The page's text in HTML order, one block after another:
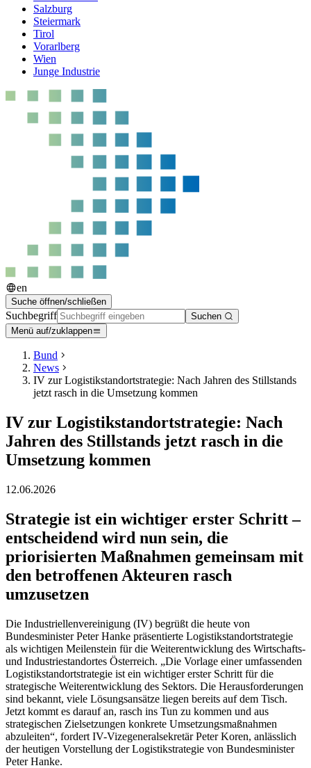
Salzburg
Steiermark
Tirol
Vorarlberg
Wien
Junge Industrie
en
Suche öffnen/schließen
Suchbegriff
Suchen
Menü auf/zuklappen
Bund
News
IV zur Logistikstandortstrategie: Nach Jahren des Stillstands
jetzt rasch in die Umsetzung kommen
IV zur Logistikstandortstrategie: Nach
Jahren des Stillstands jetzt rasch in die
Umsetzung kommen
12.06.2026
Strategie ist ein wichtiger erster Schritt –
entscheidend wird nun sein, die
priorisierten Maßnahmen gemeinsam mit
den betroffenen Akteuren rasch
umzusetzen
Die Industriellenvereinigung (IV) begrüßt die heute von
Bundesminister Peter Hanke präsentierte Logistikstandortstrategie
als wichtigen Meilenstein für die Weiterentwicklung des Wirtschafts-
und Industriestandortes Österreich. „Die Vorlage einer umfassenden
Logistikstandortstrategie ist ein wichtiger erster Schritt für die
strategische Weiterentwicklung des Sektors. Die Herausforderungen
sind bekannt, viele Lösungsansätze liegen bereits auf dem Tisch.
Jetzt kommt es darauf an, rasch ins Tun zu kommen und aus
strategischen Zielsetzungen konkrete Umsetzungsmaßnahmen
abzuleiten“, fordert IV-Vizegeneralsekretär Peter Koren, anlässlich
der heutigen Vorstellung der Logistikstrategie von Bundesminister
Peter Hanke.